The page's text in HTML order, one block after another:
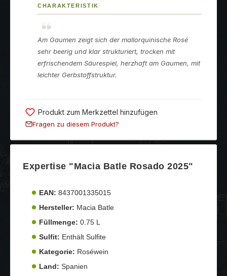
CHARAKTERISTIK
Am Gaumen zeigt sich der mallorquinische Rosé
sehr beerig und klar strukturiert, trocken mit
erfrischendem Säurespiel, herzhaft am Gaumen, mit
leichter Gerbstoffstruktur.
Produkt zum Merkzettel hinzufügen
Fragen zu diesem Produkt?
Expertise "Macia Batle Rosado 2025"
EAN: 8437001335015
Hersteller: Macia Batle
Füllmenge: 0.75 L
Sulfit: Enthält Sulfite
Kategorie: Roséwein
Land: Spanien